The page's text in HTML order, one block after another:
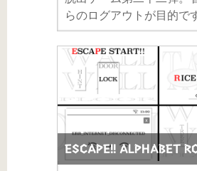
らのログアウトが目的です
ESCAPE!! ALPHABET